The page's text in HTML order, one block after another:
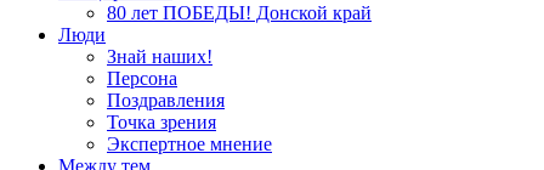
80 лет ПОБЕДЫ! Донской край
Люди
Знай наших!
Персона
Поздравления
Точка зрения
Экспертное мнение
Между тем